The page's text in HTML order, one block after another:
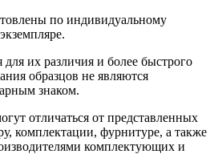
по индивидуальному
их различия и более быстрого
образцов не являются
знаком.
отличаться от представленных
комплектации, фурнитуре, а также
комплектующих и